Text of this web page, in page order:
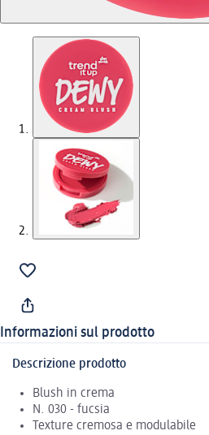
Informazioni sul prodotto
Descrizione prodotto
Blush in crema
N. 030 - fucsia
Texture cremosa e modulabile